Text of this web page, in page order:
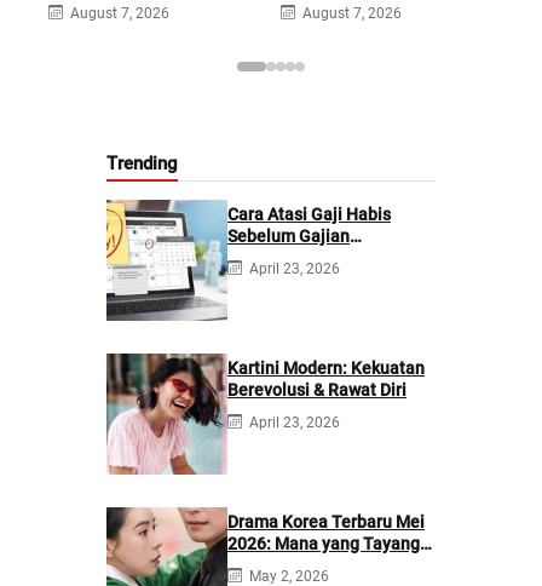
August 7, 2026 August 7, 2026
Trending
Cara Atasi Gaji Habis
Sebelum Gajian
Berikutnya
April 23, 2026
Kartini Modern: Kekuatan
Berevolusi & Rawat Diri
April 23, 2026
Drama Korea Terbaru Mei
2026: Mana yang Tayang
di Netflix?
May 2, 2026